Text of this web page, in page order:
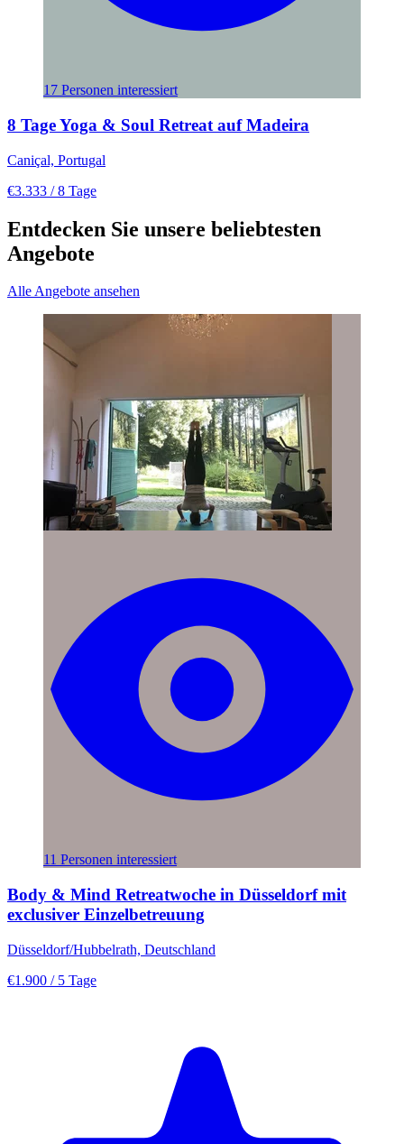
17 Personen interessiert
8 Tage Yoga & Soul Retreat auf Madeira
Caniçal, Portugal
€3.333 / 8 Tage
Entdecken Sie unsere beliebtesten
Angebote
Alle Angebote ansehen
11 Personen interessiert
Body & Mind Retreatwoche in Düsseldorf mit
exclusiver Einzelbetreuung
Düsseldorf/Hubbelrath, Deutschland
€1.900 / 5 Tage